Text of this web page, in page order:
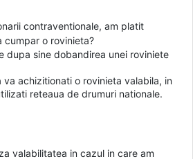
contraventionale, am platit
cumpar o rovinieta?
dupa sine dobandirea unei roviniete
achizitionati o rovinieta valabila, in
reteaua de drumuri nationale.
valabilitatea in cazul in care am